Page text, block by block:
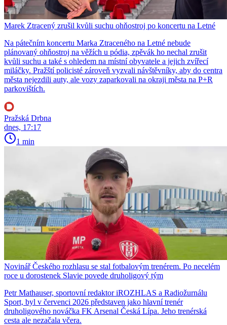
Marek Ztracený zrušil kvůli suchu ohňostroj po koncertu na Letné
Na pátečním koncertu Marka Ztraceného na Letné nebude
plánovaný ohňostroj na věžích u pódia, zpěvák ho nechal zrušit
kvůli suchu a také s ohledem na místní obyvatele a jejich zvířecí
miláčky. Pražští policisté zároveň vyzvali návštěvníky, aby do centra
města nejezdili auty, ale vozy zaparkovali na okraji města na P+R
parkovištích.
Pražská Drbna
dnes, 17:17
1 min
Novinář Českého rozhlasu se stal fotbalovým trenérem. Po necelém
roce u dorostenek Slavie povede druholigový tým
Petr Mathauser, sportovní redaktor iROZHLAS a Radiožurnálu
Sport, byl v červenci 2026 představen jako hlavní trenér
druholigového nováčka FK Arsenal Česká Lípa. Jeho trenérská
cesta ale nezačala včera.